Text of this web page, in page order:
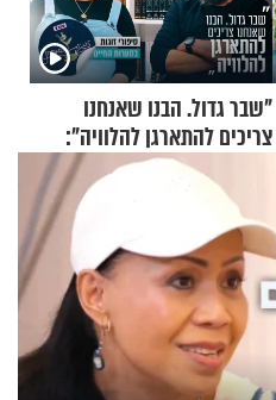
"שבר גדול. הבנו שאנחנו
צריכים להתארגן להלוויה":
זוגיות במבחן, הפעם עם מרים
וגד דנינו